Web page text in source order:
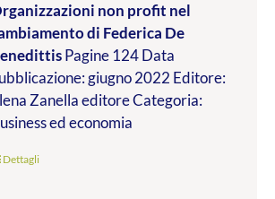
prezzo:
da
€9.99
a
€17.00
non profit nel
di Federica De
Pagine 124 Data
giugno 2022 Editore:
Zanella editore Categoria:
ed economia
Dettagli